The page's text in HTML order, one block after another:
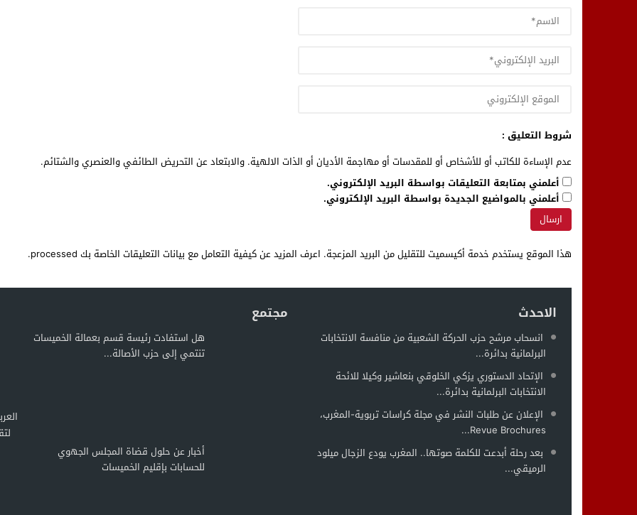
شروط التعليق :
عدم الإساءة للكاتب أو للأشخاص أو للمقدسات أو مهاجمة الأديان أو الذات الالهية. والابتعاد عن التحريض الطائفي والعنصري والشتائم.
أعلمني بمتابعة التعليقات بواسطة البريد الإلكتروني.
أعلمني بالمواضيع الجديدة بواسطة البريد الإلكتروني.
هذا الموقع يستخدم خدمة أكيسميت للتقليل من البريد المزعجة. اعرف المزيد عن كيفية التعامل مع بيانات التعليقات الخاصة بك processed .
الاحدث
انسحاب مرشح حزب الحركة الشعبية من منافسة الانتخابات
البرلمانية بدائرة...
الإتحاد الدستوري يزكي الخلوقي بنعاشير وكيلا للائحة
الانتخابات البرلمانية بدائرة...
الإعلان عن طلبات النشر في مجلة كراسات تربوية-المغرب،
Revue Brochures...
بعد رحلة أبدعت للكلمة صوتها.. المغرب يودع الزجال ميلود
الرميقي...
مجتمع
هل استفادت رئيسة قسم بعمالة الخميسات
تنتمي إلى حزب الأصالة...
أخبار عن حلول قضاة المجلس الجهوي
للحسابات بإقليم الخميسات